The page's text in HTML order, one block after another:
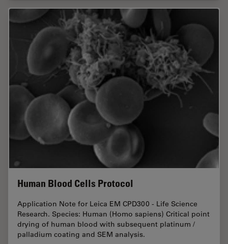
Human Blood Cells Protocol
Application Note for Leica EM CPD300 - Life Science
Research. Species: Human (Homo sapiens) Critical point
drying of human blood with subsequent platinum /
palladium coating and SEM analysis.